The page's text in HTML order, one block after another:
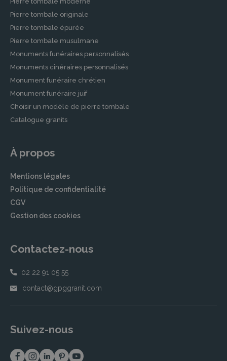
Pierre tombale originale
Pierre tombale épurée
Pierre tombale musulmane
Monuments funéraires personnalisés
Monuments cinéraires personnalisés
Monument funéraire chrétien
Monument funéraire juif
Choisir un modèle de pierre tombale
Catalogue granits
À propos
Mentions légales
Politique de confidentialité
CGV
Gestion des cookies
Contactez-nous
02 22 91 05 55
contact@gpggranit.com
Suivez-nous